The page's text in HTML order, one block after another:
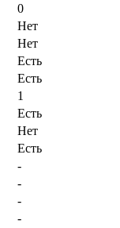
0
Нет
Нет
Есть
Есть
1
Есть
Нет
Есть
-
-
-
-